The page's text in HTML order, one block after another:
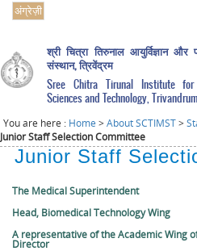
अंग्रेज़ी
श्री चित्रा तिरुनाल आयुर्विज्ञान और
संस्थान, त्रिवेंद्रम
Sree Chitra Tirunal Institute for
Sciences and Technology, Trivandrum
You are here : Home >About SCTIMST>
Junior Staff Selection Committee
Junior Staff
The Medical Superintendent
Head, Biomedical Technology Wing
A representative of the Academic Wing
Director